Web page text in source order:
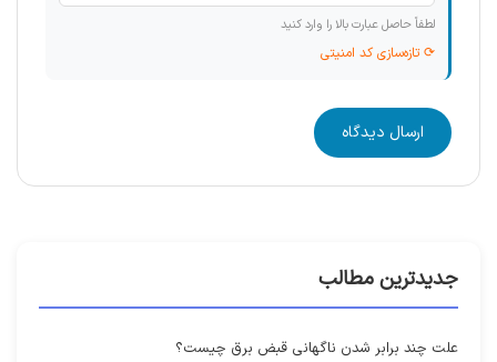
لطفاً حاصل عبارت بالا را وارد کنید
⟳ تازه‌سازی کد امنیتی
ارسال دیدگاه
جدیدترین مطالب
علت چند برابر شدن ناگهانی قبض برق چیست؟